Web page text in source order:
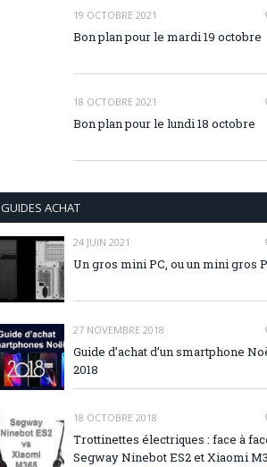
19 OCTOBRE 2021
Bon plan pour le mardi 19 octobre
18 OCTOBRE 2021
Bon plan pour le lundi 18 octobre
GUIDES ACHAT
24 JUIN 2021
Un gros mini PC, ou un mini gros
27 NOVEMBRE 2018
Guide d’achat d’un smartphone
2018
18 OCTOBRE 2018
Trottinettes électriques : face à
Segway Ninebot ES2 et Xiaomi